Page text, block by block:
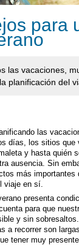
para
las vacaciones,
planificación del
las
días, los sitios que
y hasta quién
ausencia. Sin
más importantes
viaje en sí.
presenta
para que
y sin
a recorrer son
tener muy